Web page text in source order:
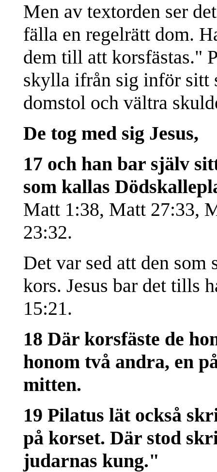
Men av textorden ser
fälla en regelrätt dom.
dem till att korsfästas."
skylla ifrån sig inför sitt
domstol och vältra
De tog med sig Jesus,
17 och han bar själv
som kallas
Matt 1:38, Matt 27:33,
23:32.
Det var sed att den
kors. Jesus bar det tills
15:21.
18 Där korsfäste de
honom två andra, en
mitten.
19 Pilatus lät också
på korset. Där stod
judarnas kung."